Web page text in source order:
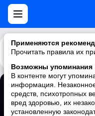
Применяются
Прочитать правила их
Возможны упоминания
В контенте могут
информация.
средств, психотропных
вред здоровью, их
установленную
Каталог
Trouble (Show
Naked Music NYC